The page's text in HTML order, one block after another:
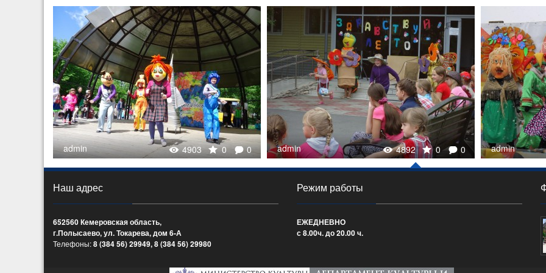
4903 0 0
admin 4892 0 0
admin admin
Наш адрес
652560 Кемеровская область,
г.Полысаево, ул. Токарева, дом 6-А
Телефоны:8 (384 56) 29949, 8 (384 56) 29980
Режим работы
ЕЖЕДНЕВНО
с 8.00ч. до 20.00 ч.